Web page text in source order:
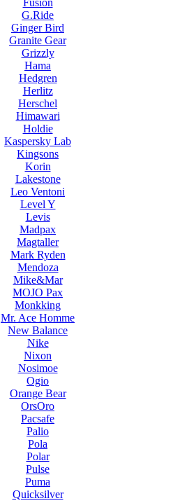
G.Ride
Ginger Bird
Granite Gear
Grizzly
Hama
Hedgren
Herlitz
Herschel
Himawari
Holdie
Kaspersky Lab
Kingsons
Korin
Lakestone
Leo Ventoni
Level Y
Levis
Madpax
Magtaller
Mark Ryden
Mendoza
Mike&Mar
MOJO Pax
Monkking
Mr. Ace Homme
New Balance
Nike
Nixon
Nosimoe
Ogio
Orange Bear
OrsOro
Pacsafe
Palio
Pola
Polar
Pulse
Puma
Quicksilver